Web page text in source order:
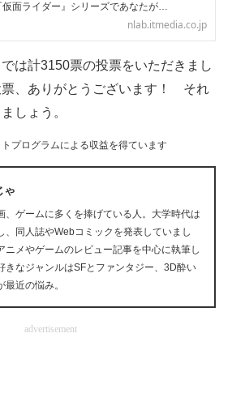
イト
サイト
例
サイト
ィア
仮面ライダー』シリーズであなたが…
nlab.itmedia.co.jp
は計3150票の投票をいただきまし
票、ありがとうございます！ それ
しょう。
プログラムによる収益を得ています
ゃ
、ゲームに多くを捧げている人。大学時代は
、同人誌やWebコミックを発表していまし
ニメやゲームのレビュー記事を中心に執筆し
きなジャンルはSFとファンタジー、3D酔い
最近の悩み。
advertisement